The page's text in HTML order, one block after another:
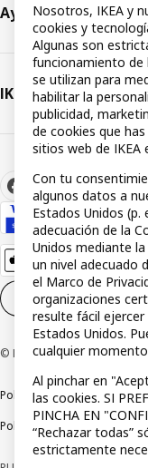
Ayuda
IKEA
Configuración de
© Inter IKEA Systems B.V
Política de privacidad
Política de divulgación
Nosotros, IKEA y
cookies y
Algunas son
funcionamiento de
se utilizan para
habilitar la
publicidad,
de cookies que
sitios web de IKEA
Con tu
algunos datos a
Estados Unidos (p.
adecuación de la
Unidos mediante
un nivel adecuado
el Marco de
organizaciones
resulte fácil
Estados Unidos.
cualquier
Al pinchar en
las cookies. SI
PINCHA EN
“Rechazar todas”
estrictamente